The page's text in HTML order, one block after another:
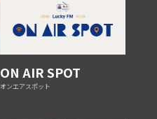
ON AIR SPOT
オンエアスポット